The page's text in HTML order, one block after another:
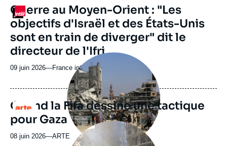
ou
émission
Logo
URL
de
Spotify
Guerre au Moyen-Orient : "Les
objectifs d'Israël et des États-Unis
sont en train de diverger" dit le
directeur de l'Ifri
09 juin 2026—Nom
journal,
revue
ou
émission
France inter
Logo
Image
principale
médiatique
Quand la Fifa dessine une tactique
pour Gaza
08 juin 2026—Nom
ARTE
Image
principale
médiatique